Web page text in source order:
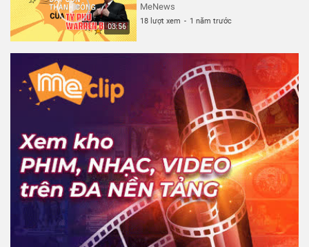
03:56
MeNews
18 lượt xem - 1 năm trước